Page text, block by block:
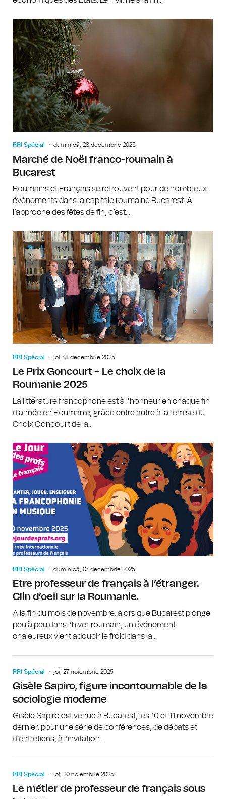
RRI Spécial duminică, 28 decembrie 2025
Marché de Noël franco-roumain à
Bucarest
Roumains et Français se retrouvent pour de nombreux
évènements dans la capitale roumaine Bucarest. A
l’approche des fêtes de fin, c’est...
RRI Spécial joi, 18 decembrie 2025
Le Prix Goncourt – Le choix de la
Roumanie 2025
La littérature francophone est à l’honneur en chaque fin
d’année en Roumanie, grâce entre autre à la remise du
Choix Goncourt de la...
RRI Spécial duminică, 07 decembrie 2025
Etre professeur de français à l’étranger.
Clin d’oeil sur la Roumanie.
A la fin du mois de novembre, alors que Bucarest plonge
peu à peu dans l’hiver roumain, un événement
chaleureux vient adoucir le froid dans la...
RRI Spécial joi, 27 noiembrie 2025
Gisèle Sapiro, figure incontournable de la
sociologie moderne
Gisèle Sapiro est venue à Bucarest, les 10 et 11 novembre
dernier, pour une série de conférences, de débats et
d’entretiens, à l’invitation...
RRI Spécial joi, 20 noiembrie 2025
Le métier de professeur de français sous